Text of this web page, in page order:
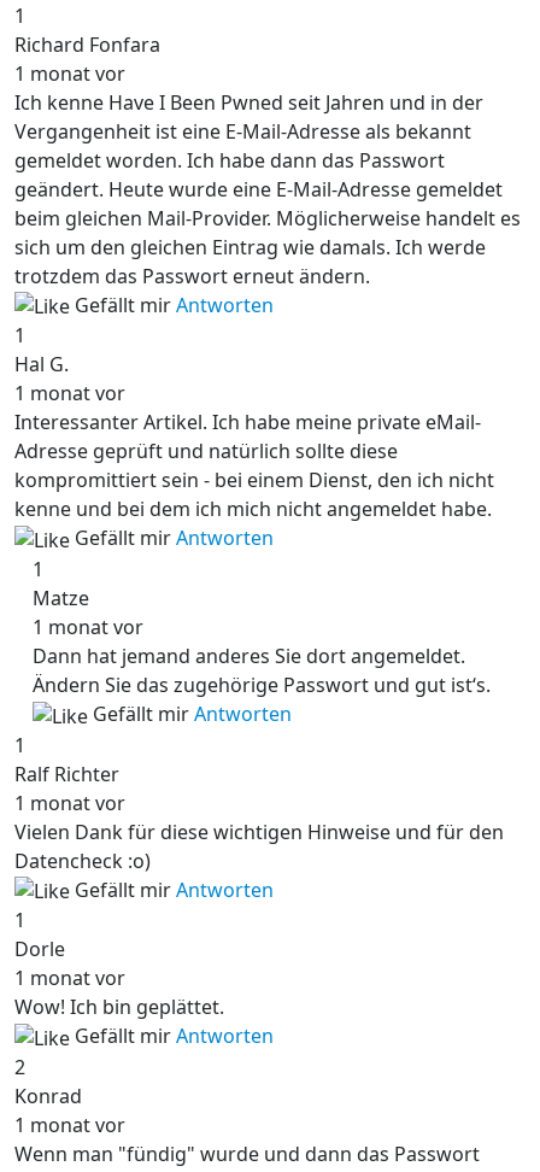
1
Richard Fonfara
1 monat vor
Ich kenne Have I Been Pwned seit Jahren und in der
Vergangenheit ist eine E-Mail-Adresse als bekannt
gemeldet worden. Ich habe dann das Passwort
geändert. Heute wurde eine E-Mail-Adresse gemeldet
beim gleichen Mail-Provider. Möglicherweise handelt es
sich um den gleichen Eintrag wie damals. Ich werde
trotzdem das Passwort erneut ändern.
Gefällt mirAntworten
1
Hal G.
1 monat vor
Interessanter Artikel. Ich habe meine private eMail-
Adresse geprüft und natürlich sollte diese
kompromittiert sein - bei einem Dienst, den ich nicht
kenne und bei dem ich mich nicht angemeldet habe.
Gefällt mirAntworten
1
Matze
1 monat vor
Dann hat jemand anderes Sie dort angemeldet.
Ändern Sie das zugehörige Passwort und gut ist‘s.
Gefällt mirAntworten
1
Ralf Richter
1 monat vor
Vielen Dank für diese wichtigen Hinweise und für den
Datencheck :o)
Gefällt mirAntworten
1
Dorle
1 monat vor
Wow! Ich bin geplättet.
Gefällt mirAntworten
2
Konrad
1 monat vor
Wenn man "fündig" wurde und dann das Passwort